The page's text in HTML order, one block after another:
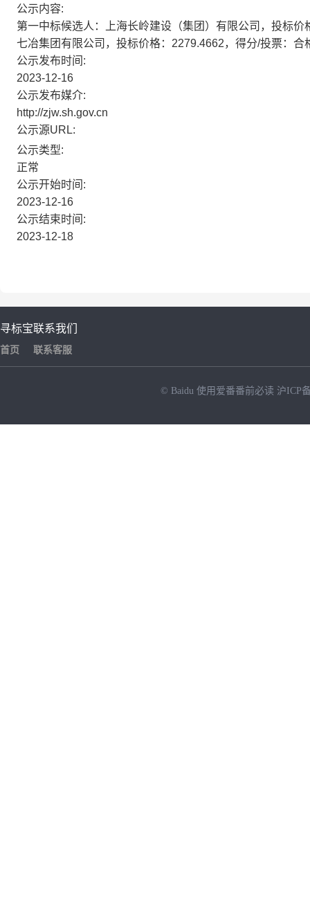
公示内容:
第一中标候选人：上海长岭建设（集团）有限公司，投标
七冶集团有限公司，投标价格：2279.4662，得分/投票：合
公示发布时间:
2023-12-16
公示发布媒介:
http://zjw.sh.gov.cn
公示源URL:
公示类型:
正常
公示开始时间:
2023-12-16
公示结束时间:
2023-12-18
寻标宝
首页
联系我们
联系客服
© Baidu 使用爱番番前必读 沪ICP